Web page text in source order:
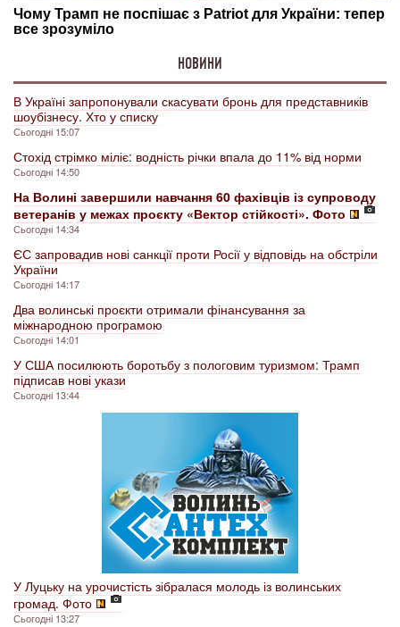
НОВИНИ
В Україні запропонували скасувати бронь для представників
шоубізнесу. Хто у списку
Сьогодні 15:07
Стохід стрімко міліє: водність річки впала до 11% від норми
Сьогодні 14:50
На Волині завершили навчання 60 фахівців із супроводу
ветеранів у межах проєкту «Вектор стійкості». Фото
Сьогодні 14:34
ЄС запровадив нові санкції проти Росії у відповідь на обстріли
України
Сьогодні 14:17
Два волинські проєкти отримали фінансування за
міжнародною програмою
Сьогодні 14:01
У США посилюють боротьбу з пологовим туризмом: Трамп
підписав нові укази
Сьогодні 13:44
У Луцьку на урочистість зібралася молодь із волинських
громад. Фото
Сьогодні 13:27